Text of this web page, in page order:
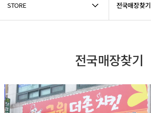
STORE 전국매장찾기
전국매장찾기